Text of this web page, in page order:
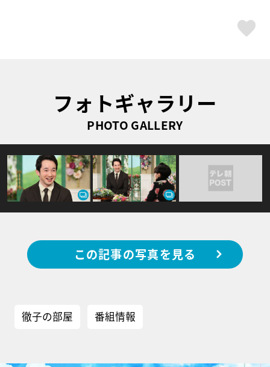
フォトギャラリー
PHOTO GALLERY
この記事の写真を見る
徹子の部屋 番組情報